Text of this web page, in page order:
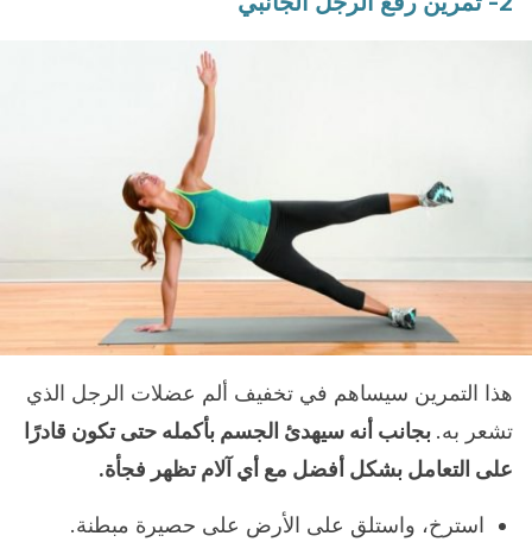
هذا التمرين سيساهم في تخفيف ألم عضلات الرجل الذي
تشعر به. بجانب أنه سيهدئ الجسم بأكمله حتى تكون قادرًا
على التعامل بشكل أفضل مع أي آلام تظهر فجأة.
استرخ، واستلق على الأرض على حصيرة مبطنة.